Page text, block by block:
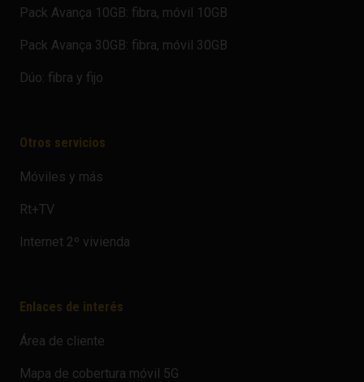
Pack Avança 10GB: fibra, móvil 10GB
Pack Avança 30GB: fibra, móvil 30GB
Dúo: fibra y fijo
Otros servicios
Móviles y más
Rt+TV
Internet 2º vivienda
Enlaces de interés
Área de cliente
Mapa de cobertura móvil 5G